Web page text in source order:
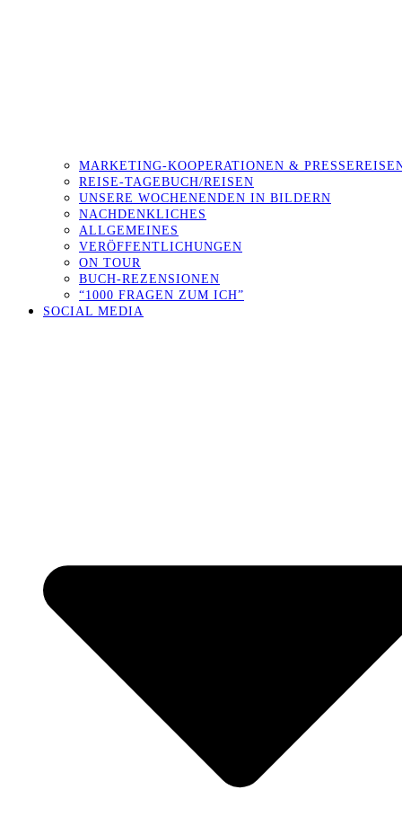
MARKETING-KOOPERATIONEN &
REISE-TAGEBUCH/REISEN
UNSERE WOCHENENDEN IN BILDERN
NACHDENKLICHES
ALLGEMEINES
VERÖFFENTLICHUNGEN
ON TOUR
BUCH-REZENSIONEN
“1000 FRAGEN ZUM ICH”
SOCIAL MEDIA